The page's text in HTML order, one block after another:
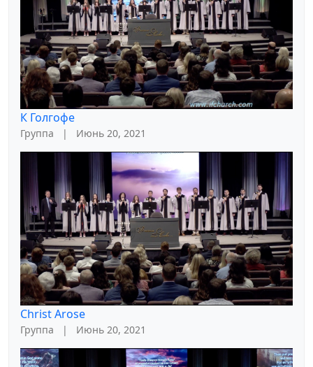
К Голгофе
Группа | Июнь 20, 2021
Christ Arose
Группа | Июнь 20, 2021